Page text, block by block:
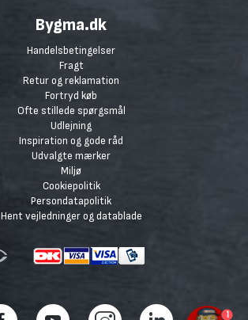
Bygma.dk
Handelsbetingelser
Fragt
Retur og reklamation
Fortryd køb
Ofte stillede spørgsmål
Udlejning
Inspiration og gode råd
Udvalgte mærker
Miljø
Cookiepolitik
Persondatapolitik
Hent vejledninger og datablade
1